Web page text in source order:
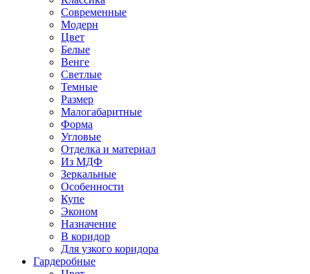
Современные
Модерн
Цвет
Белые
Венге
Светлые
Темные
Размер
Малогабаритные
Форма
Угловые
Отделка и материал
Из МДФ
Зеркальные
Особенности
Купе
Эконом
Назначение
В коридор
Для узкого коридора
Гардеробные